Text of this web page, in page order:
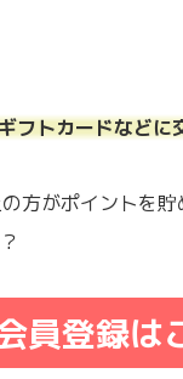
フトカードなどに
方がポイントを
員登録は